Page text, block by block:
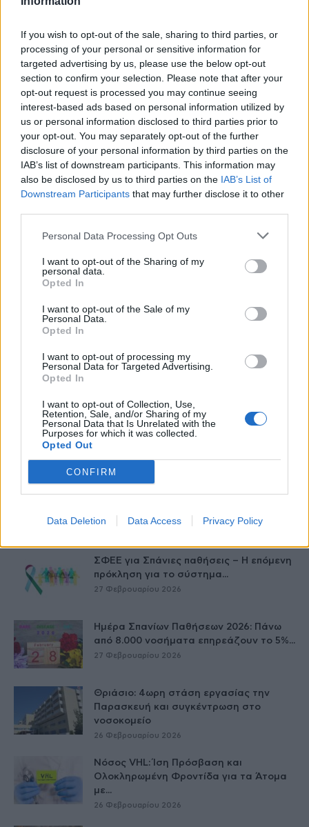
If you wish to opt-out of the sale, sharing to third parties, or
processing of your personal or sensitive information for
targeted advertising by us, please use the below opt-out
section to confirm your selection. Please note that after your
opt-out request is processed you may continue seeing
interest-based ads based on personal information utilized by
us or personal information disclosed to third parties prior to
your opt-out. You may separately opt-out of the further
disclosure of your personal information by third parties on the
IAB’s list of downstream participants. This information may
also be disclosed by us to third parties on the IAB’s List of
Downstream Participants that may further disclose it to other
Personal Data Processing Opt Outs
I want to opt-out of the Sharing of my
personal data.
Opted In
I want to opt-out of the Sale of my
Personal Data.
Opted In
I want to opt-out of processing my
Personal Data for Targeted Advertising.
Opted In
I want to opt-out of Collection, Use,
Retention, Sale, and/or Sharing of my
Personal Data that Is Unrelated with the
Purposes for which it was collected.
Opted Out
CONFIRM
Data Deletion Data Access Privacy Policy
Δείτε Ακόμη
Γεωργιάδης: Πολλαπλά οφέλη από τη
συνεργασία δημοσίου και ιδιωτικού
τομέα
στο Ίλιον – Τι ανακοινώθηκε από...
27 Φεβρουαρίου 2026
Μεταμόσχευσης Ήπατος στο «Λαϊκό»
27 Φεβρουαρίου 2026
ΕΟΦ: Ανάκληση παρτίδων
Έρπης Ζωστήρας: 1 στους 3 ενήλικες θα
Νοσ. Παπαγεωργίου – Νέο σύστημα
27 Φεβρουαρίου 2026
ΣΦΕΕ για Σπάνιες παθήσεις – Η επόμενη
πρόκληση για το σύστημα...
27 Φεβρουαρίου 2026
Ημέρα Σπανίων Παθήσεων 2026: Πάνω
από 8.000 νοσήματα επηρεάζουν το 5%...
27 Φεβρουαρίου 2026
Θριάσιο: 4ωρη στάση εργασίας την
Παρασκευή και συγκέντρωση στο
νοσοκομείο
26 Φεβρουαρίου 2026
Νόσος VHL: Ίση Πρόσβαση και
Ολοκληρωμένη Φροντίδα για τα Άτομα
με...
26 Φεβρουαρίου 2026